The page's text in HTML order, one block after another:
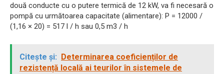
două conducte cu o putere termică de 12 kW, va fi necesară o
pompă cu următoarea capacitate (alimentare): P = 12000 /
(1,16 × 20) = 517 l / h sau 0,5 m3 / h
Citește și: Determinarea coeficienților de
rezistență locală ai teurilor în sistemele de